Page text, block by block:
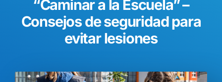
“Caminar a la Escuela” –
Consejos de seguridad para
evitar lesiones